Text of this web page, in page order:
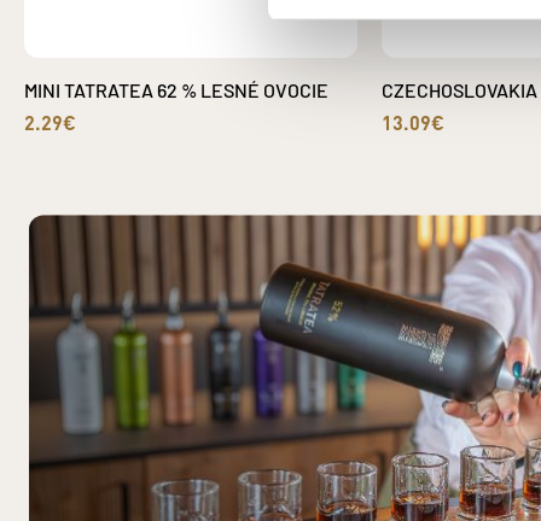
MINI TATRATEA 62 % LESNÉ OVOCIE
2.29€ 13.09€